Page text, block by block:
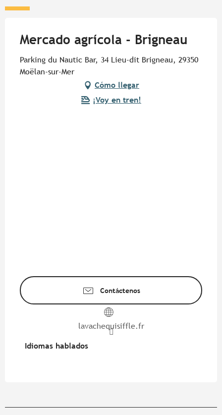
Mercado agrícola - Brigneau
Parking du Nautic Bar, 34 Lieu-dit Brigneau, 29350
Moëlan-sur-Mer
Cómo llegar
¡Voy en tren!
Contáctenos
lavachequisiffle.fr
Idiomas hablados
Idiomas hablados